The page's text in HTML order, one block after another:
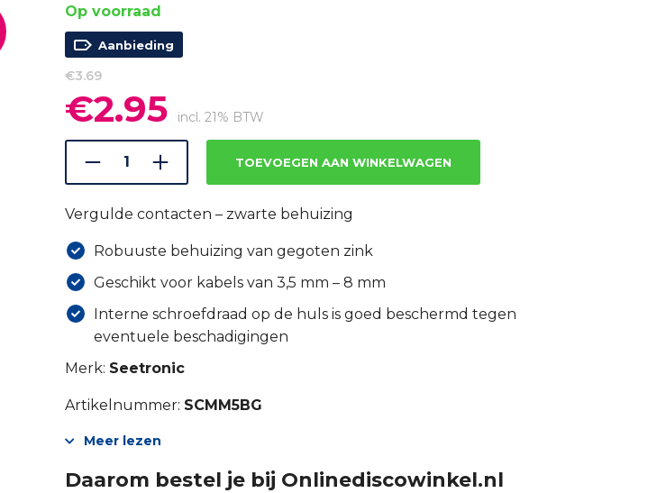
Op voorraad
Aanbieding
€3.69
Oorspronkelijke
prijs
was:
€3.69.
€2.95prijs
is:
€2.95.
incl. 21% BTW
TOEVOEGEN AAN WINKELWAGEN
Vergulde contacten – zwarte behuizing
Robuuste behuizing van gegoten zink
Geschikt voor kabels van 3,5 mm – 8 mm
Interne schroefdraad op de huls is goed beschermd tegen
eventuele beschadigingen
Merk: Seetronic
Artikelnummer: SCMM5BG
Meer lezen
Daarom bestel je bij Onlinediscowinkel.nl